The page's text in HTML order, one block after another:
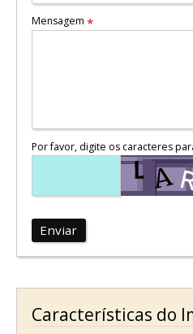
Mensagem *
Por favor, digite os caracteres
Enviar
Características do